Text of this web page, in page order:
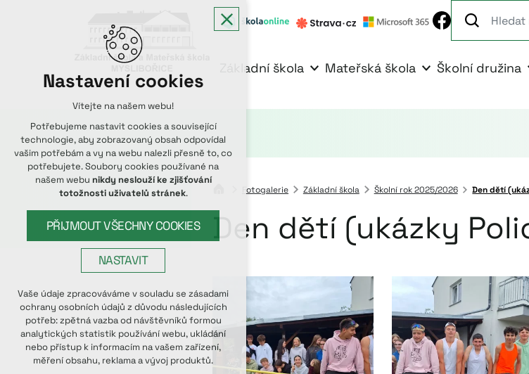
Základní škola Mateřská škola Školní družina
Fotogalerie Základní škola Školní rok 2025/2026 Den dětí
Den dětí (ukázky
Nastavení cookies
Vítejte na našem webu!
Potřebujeme nastavit cookies a související
technologie, aby zobrazovaný obsah odpovídal
vašim potřebám a vy na webu nalezli přesně to, co
potřebujete. Soubory cookies používané na
našem webu nikdy neslouží ke zjišťování
totožnosti uživatelů stránek.
PŘIJMOUT VŠECHNY COOKIES
NASTAVIT
Technická cookies
nutná pro provozování webu
udržení kontextu stránek (session):
případná přihlášení, volby jazyka, apod.
Volitelná cookies
Vaše údaje zpracováváme v souladu se zásadami
ochrany osobních údajů z důvodu následujících
potřeb: zpětná vazba od návštěvníků formou
analytických statistik používání webu, ukládání
nebo přístup k informacím na vašem zařízení,
měření obsahu, reklama a vývoj produktů.